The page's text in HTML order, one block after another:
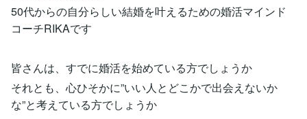
50代からの自分らしい結婚を叶えるための婚活マインド
コーチRIKAです
皆さんは、すでに婚活を始めている方でしょうか
それとも、心ひそかに”いい人とどこかで出会えないか
な”と考えている方でしょうか